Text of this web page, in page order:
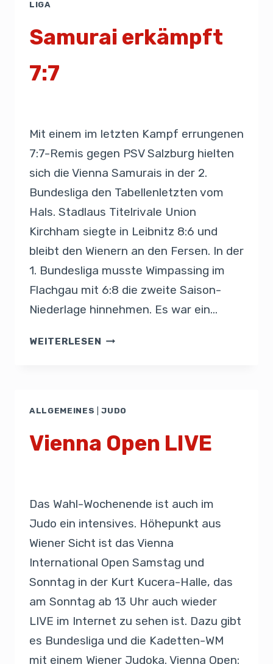
LIGA
Samurai erkämpft
7:7
Mit einem im letzten Kampf errungenen
7:7-Remis gegen PSV Salzburg hielten
sich die Vienna Samurais in der 2.
Bundesliga den Tabellenletzten vom
Hals. Stadlaus Titelrivale Union
Kirchham siegte in Leibnitz 8:6 und
bleibt den Wienern an den Fersen. In der
1. Bundesliga musste Wimpassing im
Flachgau mit 6:8 die zweite Saison-
Niederlage hinnehmen. Es war ein…
WEITERLESEN
ALLGEMEINES |JUDO
Vienna Open LIVE
Das Wahl-Wochenende ist auch im
Judo ein intensives. Höhepunkt aus
Wiener Sicht ist das Vienna
International Open Samstag und
Sonntag in der Kurt Kucera-Halle, das
am Sonntag ab 13 Uhr auch wieder
LIVE im Internet zu sehen ist. Dazu gibt
es Bundesliga und die Kadetten-WM
mit einem Wiener Judoka. Vienna Open: